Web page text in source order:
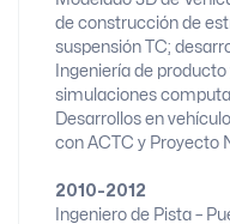
de construcción de
suspensión TC;
Ingeniería de
simulaciones
Desarrollos en
con ACTC y Proyecto
2010-2012
Ingeniero de Pista –